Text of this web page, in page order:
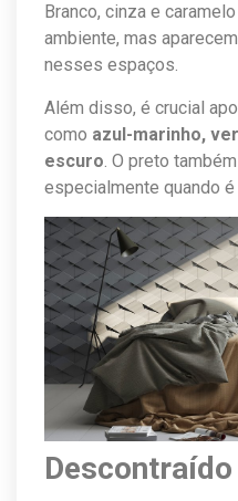
Branco, cinza e
ambiente, mas
nesses espaços.
Além disso, é crucial
como azul-marinho,
escuro . O preto
especialmente quando
Descontraído